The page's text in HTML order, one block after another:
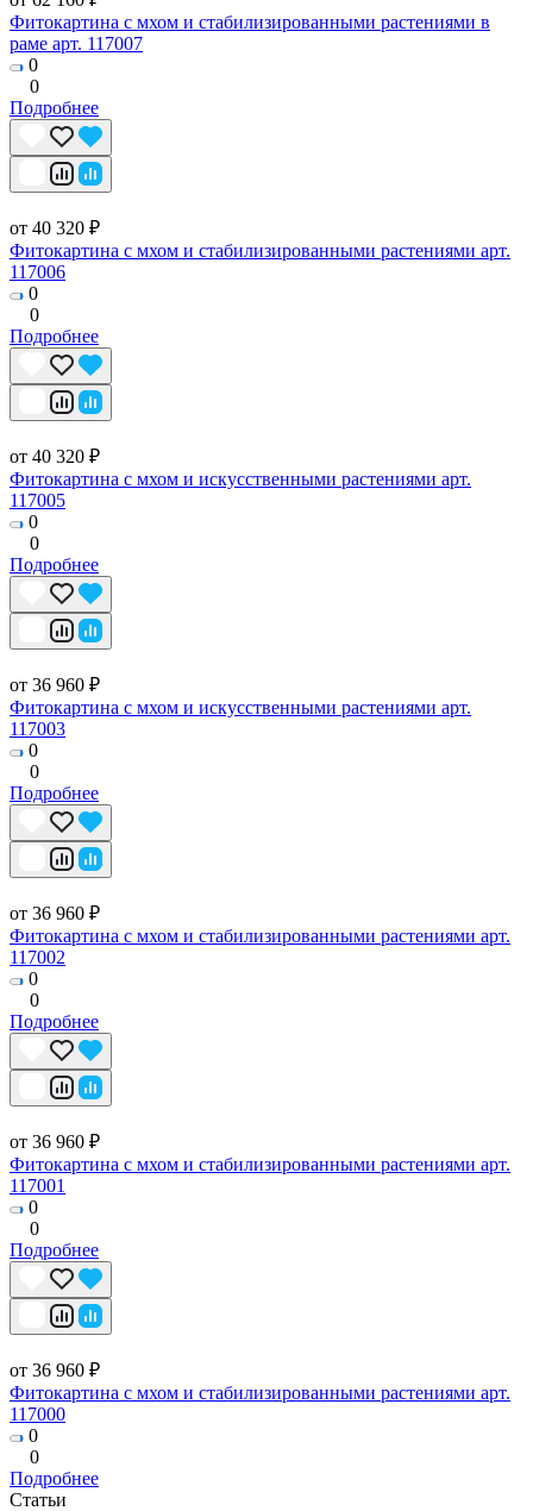
Фитокартина с мхом и стабилизированными растениями в
раме арт. 117007
0
0
Подробнее
от 40 320 ₽
Фитокартина с мхом и стабилизированными растениями арт.
117006
0
0
Подробнее
от 40 320 ₽
Фитокартина с мхом и искусственными растениями арт.
117005
0
0
Подробнее
от 36 960 ₽
Фитокартина с мхом и искусственными растениями арт.
117003
0
0
Подробнее
от 36 960 ₽
Фитокартина с мхом и стабилизированными растениями арт.
117002
0
0
Подробнее
от 36 960 ₽
Фитокартина с мхом и стабилизированными растениями арт.
117001
0
0
Подробнее
от 36 960 ₽
Фитокартина с мхом и стабилизированными растениями арт.
117000
0
0
Подробнее
Статьи